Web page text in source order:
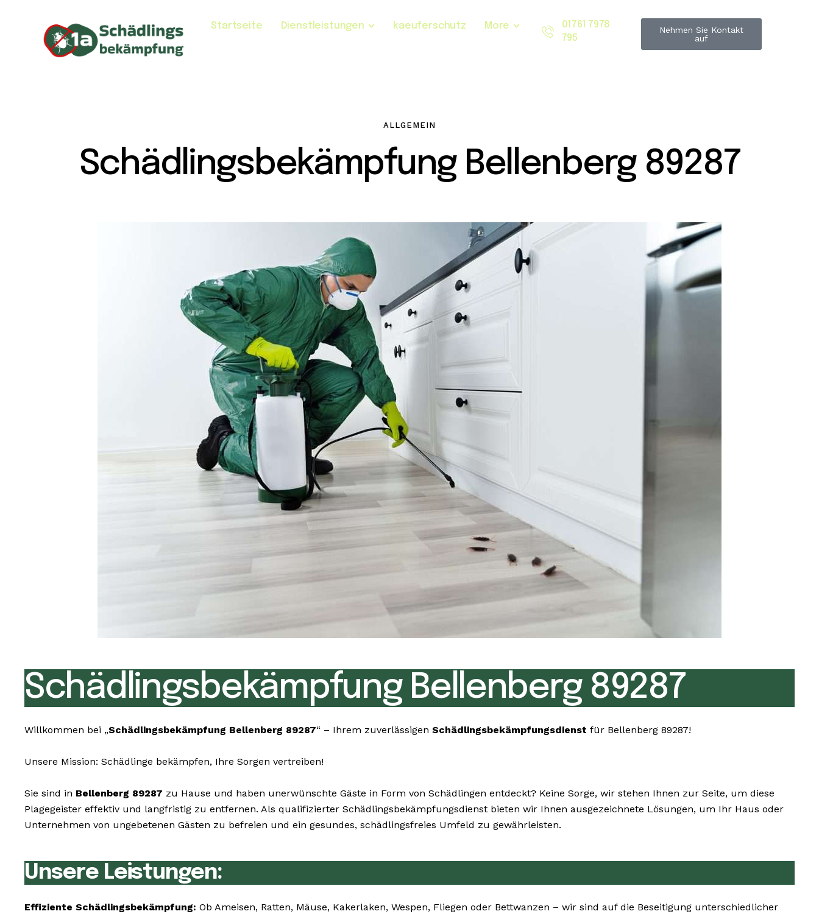
Startseite Dienstleistungen kaeuferschutz More
01761 7978
795
Nehmen Sie Kontakt
auf
ALLGEMEIN
Schädlingsbekämpfung Bellenberg 89287
Schädlingsbekämpfung Bellenberg 89287
Willkommen bei „Schädlingsbekämpfung Bellenberg 89287“ – Ihrem zuverlässigen Schädlingsbekämpfungsdienst für Bellenberg 89287!
Unsere Mission: Schädlinge bekämpfen, Ihre Sorgen vertreiben!
Sie sind in Bellenberg 89287 zu Hause und haben unerwünschte Gäste in Form von Schädlingen entdeckt? Keine Sorge, wir stehen Ihnen zur Seite, um diese
Plagegeister effektiv und langfristig zu entfernen. Als qualifizierter Schädlingsbekämpfungsdienst bieten wir Ihnen ausgezeichnete Lösungen, um Ihr Haus oder
Unternehmen von ungebetenen Gästen zu befreien und ein gesundes, schädlingsfreies Umfeld zu gewährleisten.
Unsere Leistungen:
Effiziente Schädlingsbekämpfung: Ob Ameisen, Ratten, Mäuse, Kakerlaken, Wespen, Fliegen oder Bettwanzen – wir sind auf die Beseitigung unterschiedlicher